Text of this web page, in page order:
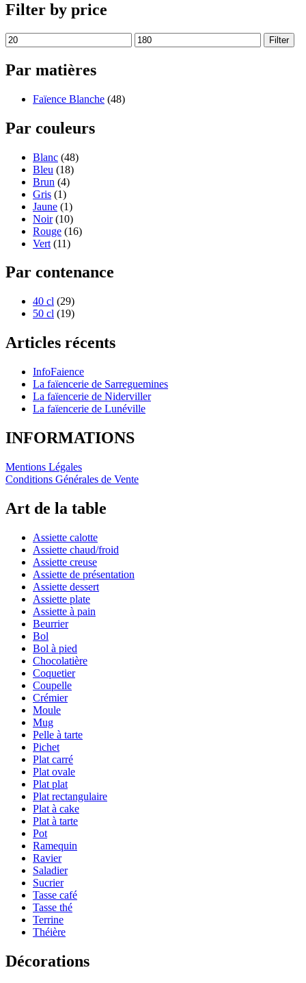
Filter by price
Filter
Par matières
Faïence Blanche (48)
Par couleurs
Blanc (48)
Bleu (18)
Brun (4)
Gris (1)
Jaune (1)
Noir (10)
Rouge (16)
Vert (11)
Par contenance
40 cl (29)
50 cl (19)
Articles récents
InfoFaience
La faïencerie de Sarreguemines
La faïencerie de Niderviller
La faïencerie de Lunéville
INFORMATIONS
Mentions Légales
Conditions Générales de Vente
Art de la table
Assiette calotte
Assiette chaud/froid
Assiette creuse
Assiette de présentation
Assiette dessert
Assiette plate
Assiette à pain
Beurrier
Bol
Bol à pied
Chocolatière
Coquetier
Coupelle
Crémier
Moule
Mug
Pelle à tarte
Pichet
Plat carré
Plat ovale
Plat plat
Plat rectangulaire
Plat à cake
Plat à tarte
Pot
Ramequin
Ravier
Saladier
Sucrier
Tasse café
Tasse thé
Terrine
Théière
Décorations